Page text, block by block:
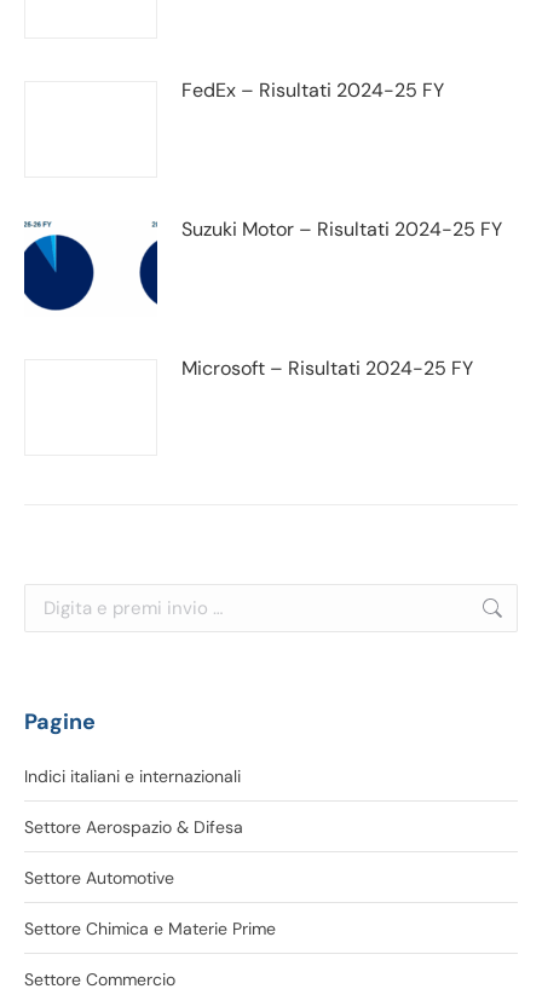
FedEx – Risultati 2024-25 FY
Suzuki Motor – Risultati 2024-25 FY
Microsoft – Risultati 2024-25 FY
Cerca:
Pagine
Indici italiani e internazionali
Settore Aerospazio & Difesa
Settore Automotive
Settore Chimica e Materie Prime
Settore Commercio